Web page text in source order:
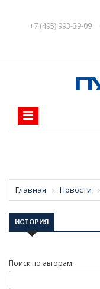
+7 (495) 993-39-09
Главная Новости
ИСТОРИЯ
Поиск по авторам: